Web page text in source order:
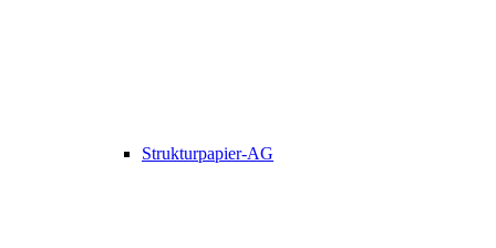
Strukturpapier-AG